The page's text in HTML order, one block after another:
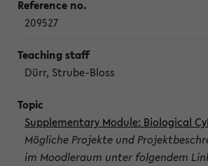
209527
Dürr, Strube-Bloss
Supplementary Module: Biological
Mögliche Projekte und
im Moodleraum unter folgendem